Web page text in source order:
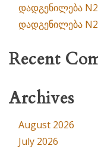
დადგენილება
დადგენილება
Recent
Archives
August 2026
July 2026